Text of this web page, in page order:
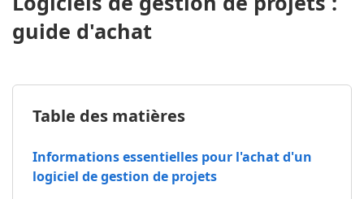
guide d'achat
Table des matières
Informations essentielles pour l'achat d'un
logiciel de gestion de projets